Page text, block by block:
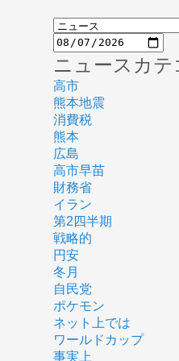
ニュースカ
高市
熊本地震
消費税
熊本
広島
高市早苗
財務省
イラン
第2四半期
戦略的
円安
冬月
自民党
ポケモン
ネット上では
ワールドカップ
事実上